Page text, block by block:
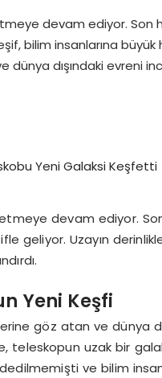
devam ediyor.
bilim insanlarına
dünya dışındaki evreni
devam ediyor.
geliyor. Uzayın
Yeni Keşfi
göz atan ve dünya
teleskopun uzak bir
ve bilim